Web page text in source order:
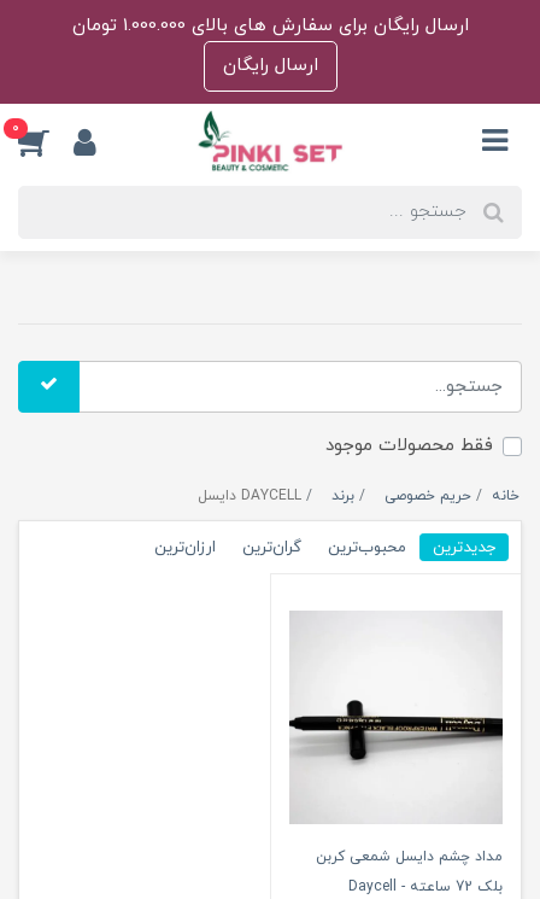
ارسال رایگان برای سفارش های بالای 1.000.000 تومان
ارسال رایگان
0
فقط محصولات موجود
خانه حریم خصوصی برند DAYCELL دایسل
جدیدترین محبوب‌ترین گران‌ترین ارزان‌ترین
مداد چشم دایسل شمعی کربن
بلک 72 ساعته - Daycell